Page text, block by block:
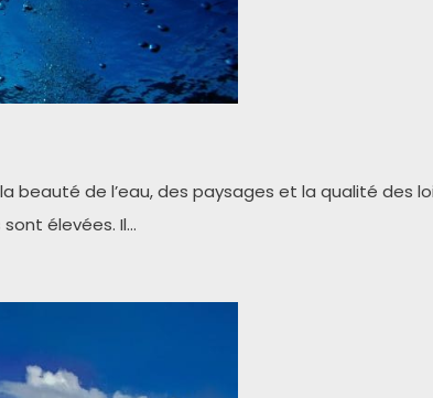
beauté de l’eau, des paysages et la qualité des
élevées. Il…